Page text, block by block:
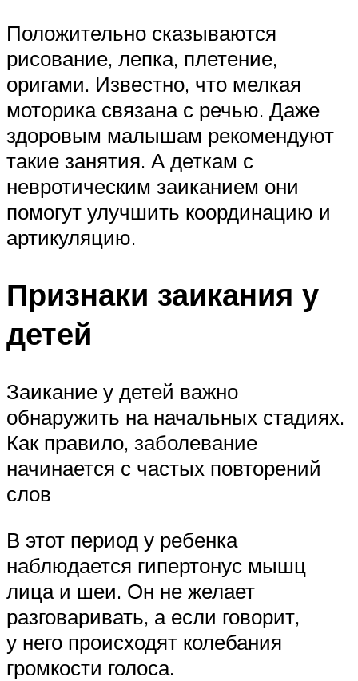
Положительно сказываются
рисование, лепка, плетение,
оригами. Известно, что мелкая
моторика связана с речью. Даже
здоровым малышам рекомендуют
такие занятия. А деткам с
невротическим заиканием они
помогут улучшить координацию и
артикуляцию.
Признаки заикания у
детей
Заикание у детей важно
обнаружить на начальных стадиях.
Как правило, заболевание
начинается с частых повторений
слов
В этот период у ребенка
наблюдается гипертонус мышц
лица и шеи. Он не желает
разговаривать, а если говорит,
у него происходят колебания
громкости голоса.